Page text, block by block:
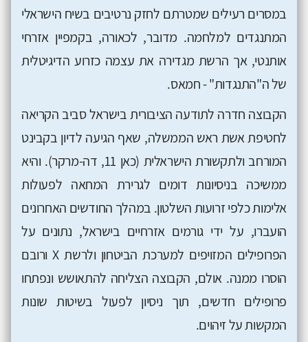
במסרים רעילים שמטרתם לחזק נרטיבים בשיח הישראלי
המתנגדים למלחמה. מדובר, לכאורה, בקמפיין אזרחי
אותנטי, אך הרשת מגדירה את עצמה כזרוע הדיגיטלית
של ה"התנגדות" - חמאס.
הקבוצה חדרה לתודעה הציבורית בישראל סביב הקריאה
לחטיפת אשת ראש הממשלה, שאף הגיעה לדיון בקבינט
המורחב ולתקשורת הישראלית (כאן 11, דה-מרקר). והיא
ממשיכה בניסיונות דומים לגרירת המחאה לפעולות
אלימות כלפי זרועות השלטון. במהלך החודשים האחרונים
הועברו, על ידי גורמים אזרחיים בישראל, נתונים על
הפרופילים המזויפים למערכת הביטחון ולרשת X ורובם
הוסרו ממנה. אולם, הקבוצה הצליחה להתאושש ונפתחו
פרופילים חדשים, תוך ניסיון לפעול בשיטות שונות
המקשות על זיהוים.